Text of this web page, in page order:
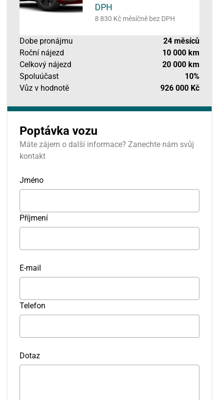
DPH
8 830 Kčměsíčně bez DPH
Dobe pronájmu 24 měsíců
Roční nájezd
10 000 km
Celkový nájezd
20 000 km
Spoluúčast
10%
Vůz v hodnotě
926 000 Kč
Poptávka vozu
Máte zájem o další informace? Zanechte nám svůj
kontakt
Jméno
Příjmení
E-mail
Telefon
Dotaz